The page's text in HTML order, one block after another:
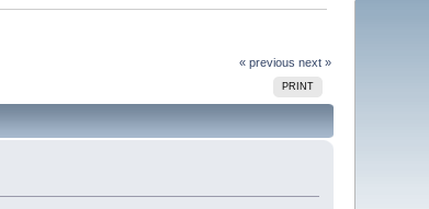
« previous next »
PRINT